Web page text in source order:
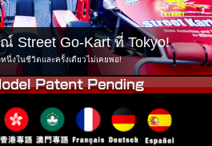
Tokyo Bay
Osaka
Street Go-Kart ที่ Tokyo!
นึ่งในชีวิตและครั้งเดียวไม่เคยพอ!